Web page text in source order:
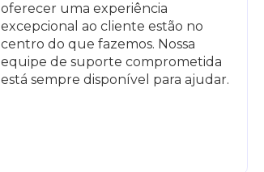
oferecer uma experiência
excepcional ao cliente estão no
centro do que fazemos. Nossa
equipe de suporte comprometida
está sempre disponível para ajudar.